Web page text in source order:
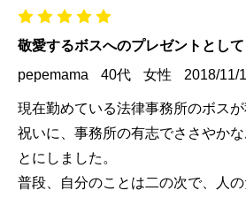
敬愛するボスへのプレゼントとして
pepemama
40代 女性 2018/11/
現在勤めている法律事務所のボス
祝いに、事務所の有志でささやか
とにしました。
普段、自分のことは二の次で、人